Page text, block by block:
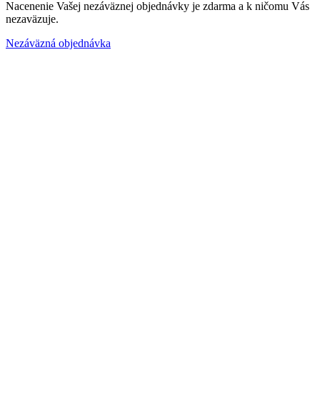
Nacenenie Vašej nezáväznej objednávky je zdarma a k ničomu Vás
nezaväzuje.
Nezáväzná objednávka